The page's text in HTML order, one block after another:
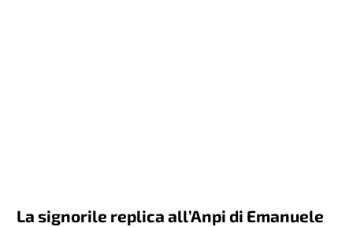
La signorile replica all’Anpi di Emanuele